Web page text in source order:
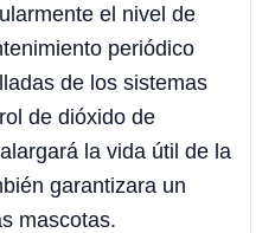
el nivel de
periódico
de los sistemas
de dióxido de
la vida útil de la
garantizara un
mascotas.